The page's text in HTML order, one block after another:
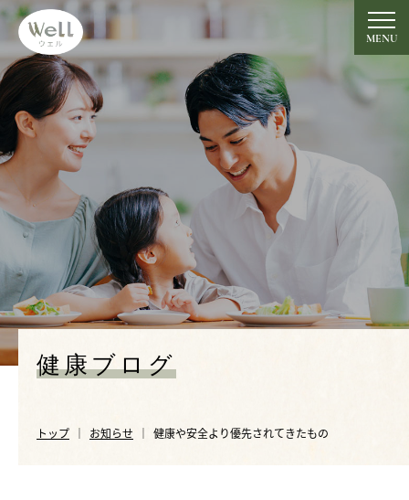
グルテンフリーの米粉めん
【大黒麺】のWell
トップ
Top
竹炭ミネラル玄米大黒麺
ミネラル玄米大黒麺プレーン 現在製造停止中
Plain
食べ方・レシピ
Recipe
開発者の想い
Shopping
MENU
健康ブログ
トップ お知らせ 健康や安全より優先されてきたもの